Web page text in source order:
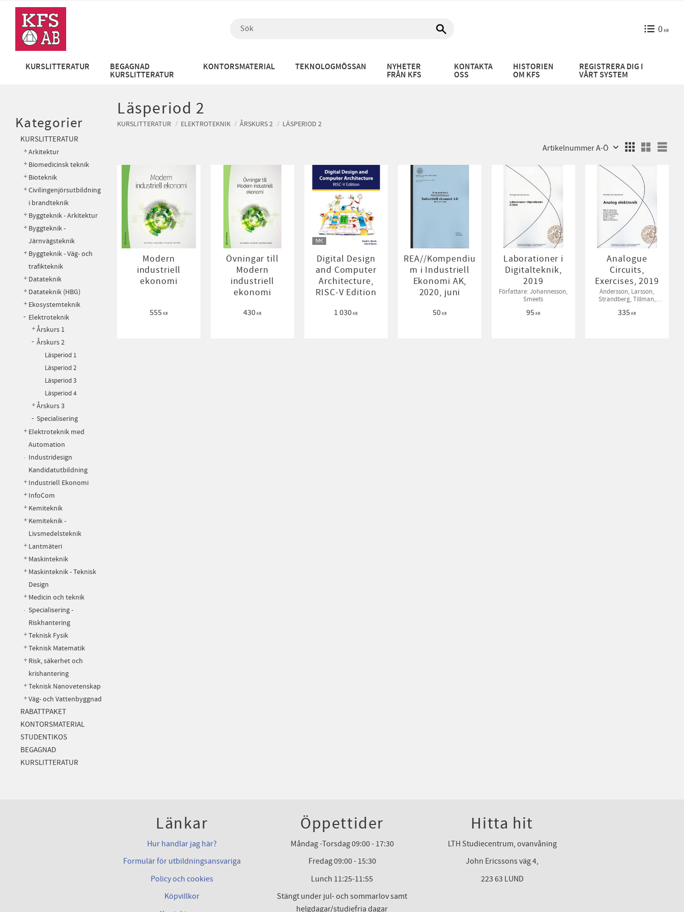
0KR
KURSLITTERATUR BEGAGNAD
KURSLITTERATUR
KONTORSMATERIAL TEKNOLOGMÖSSAN NYHETER
FRÅN KFS
KONTAKTA
OSS
HISTORIEN
OM KFS
REGISTRERA DIG I
VÅRT SYSTEM
Läsperiod 2
KURSLITTERATUR ELEKTROTEKNIK ÅRSKURS 2 LÄSPERIOD 2
Modern
industriell
ekonomi
555 KR
Övningar till
Modern
industriell
ekonomi
430KR
Digital Design
and Computer
Architecture,
RISC-V Edition
1 030KR
REA//Kompendiu
m i Industriell
Ekonomi AK,
2020, juni
50KR
Laborationer i
Digitalteknik,
2019
Författare: Johannesson,
Smeets
95 KR
Analogue
Circuits,
Exercises, 2019
Andersson, Larsson,
Strandberg, Tillman,
335 KR
Kategorier
KURSLITTERATUR
Arkitektur
Biomedicinsk teknik
Bioteknik
Civilingenjörsutbildning
i brandteknik
Byggteknik - Arkitektur
Byggteknik -
Järnvägsteknik
Byggteknik - Väg- och
trafikteknik
Datateknik
Datateknik (HBG)
Ekosystemteknik
Elektroteknik
Årskurs 1
Årskurs 2
Läsperiod 1
Läsperiod 2
Läsperiod 3
Läsperiod 4
Årskurs 3
Specialisering
Elektroteknik med
Automation
Industridesign
Kandidatutbildning
Industriell Ekonomi
InfoCom
Kemiteknik
Kemiteknik -
Livsmedelsteknik
Lantmäteri
Maskinteknik
Maskinteknik - Teknisk
Design
Medicin och teknik
Specialisering -
Riskhantering
Teknisk Fysik
Teknisk Matematik
Risk, säkerhet och
krishantering
Teknisk Nanovetenskap
Väg- och Vattenbyggnad
RABATTPAKET
KONTORSMATERIAL
STUDENTIKOS
BEGAGNAD
KURSLITTERATUR
Länkar
Hur handlar jag här?
Formulär för utbildningsansvariga
Policy och cookies
Köpvillkor
Öppettider
Måndag -Torsdag 09:00 - 17:30
Fredag 09:00 - 15:30
Lunch 11:25-11:55
Stängt under jul- och sommarlov samt
helgdagar/studiefria dagar
Hitta hit
LTH Studiecentrum, ovanvåning
John Ericssons väg 4,
223 63 LUND